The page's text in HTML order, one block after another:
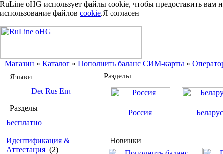
RuLine oHG использует файлы cookie, чтобы предоставить
использование файлов cookie.Я согласен
Магазин » Каталог » Пополнить баланс СИМ-карты »
Языки
Разделы
Бесплатно
Идентификация &
Аттестация (2)
Разделы
Россия
Новинки